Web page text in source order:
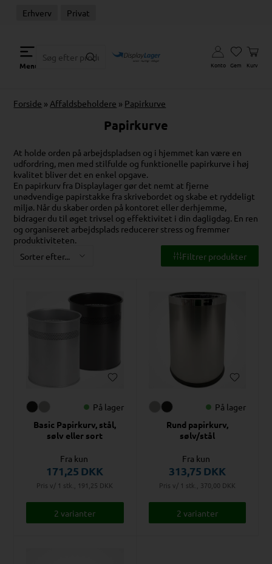
Erhverv Privat
Menu Konto Gem Kurv
Forside » Affaldsbeholdere » Papirkurve
Papirkurve
At holde orden på arbejdspladsen og i hjemmet kan være en
udfordring, men med stilfulde og funktionelle papirkurve i høj
kvalitet bliver det en enkel opgave.
En papirkurv fra Displaylager gør det nemt at fjerne
unødvendige papirstakke fra skrivebordet og skabe et ryddeligt
miljø. Når du skaber orden på kontoret eller derhjemme,
bidrager du til øget trivsel og effektivitet i din dagligdag. En ren
og organiseret arbejdsplads reducerer stress og fremmer
produktiviteten.
Filtrer produkter
På lager
Basic Papirkurv, stål,
sølv eller sort
Fra kun
171,25 DKK
Pris v/ 1 stk., 191,25 DKK
2 varianter
På lager
Rund papirkurv,
sølv/stål
Fra kun
313,75 DKK
Pris v/ 1 stk., 370,00 DKK
2 varianter